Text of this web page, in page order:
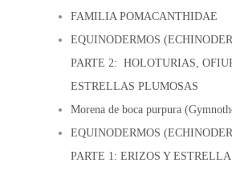
FAMILIA POMACANTHIDAE
EQUINODERMOS
PARTE 2: HOLOTURIAS,
ESTRELLAS PLUMOSAS
Morena de boca purpura
EQUINODERMOS
PARTE 1: ERIZOS Y